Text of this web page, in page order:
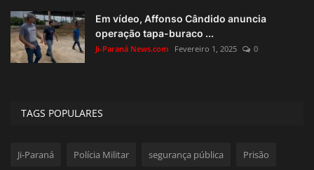
Em vídeo, Affonso Cândido anuncia
operação tapa-buraco ...
Ji-Paraná News.com Fevereiro 1, 2025 0
TAGS POPULARES
Ji-Paraná Polícia Militar segurança pública Prisão